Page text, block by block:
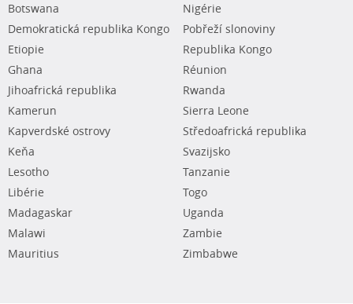
Botswana
Demokratická republika Kongo
Etiopie
Ghana
Jihoafrická republika
Kamerun
Kapverdské ostrovy
Keňa
Lesotho
Libérie
Madagaskar
Malawi
Mauritius
Nigérie
Pobřeží slonoviny
Republika Kongo
Réunion
Rwanda
Sierra Leone
Středoafrická republika
Svazijsko
Tanzanie
Togo
Uganda
Zambie
Zimbabwe